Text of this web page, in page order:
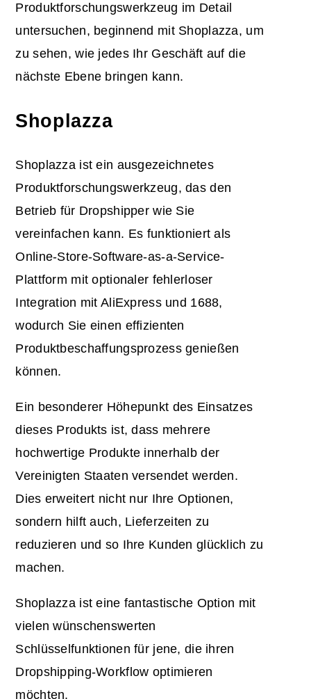
Produktforschungswerkzeug im Detail
untersuchen, beginnend mit Shoplazza, um
zu sehen, wie jedes Ihr Geschäft auf die
nächste Ebene bringen kann.
Shoplazza
Shoplazza ist ein ausgezeichnetes
Produktforschungswerkzeug, das den
Betrieb für Dropshipper wie Sie
vereinfachen kann. Es funktioniert als
Online-Store-Software-as-a-Service-
Plattform mit optionaler fehlerloser
Integration mit AliExpress und 1688,
wodurch Sie einen effizienten
Produktbeschaffungsprozess genießen
können.
Ein besonderer Höhepunkt des Einsatzes
dieses Produkts ist, dass mehrere
hochwertige Produkte innerhalb der
Vereinigten Staaten versendet werden.
Dies erweitert nicht nur Ihre Optionen,
sondern hilft auch, Lieferzeiten zu
reduzieren und so Ihre Kunden glücklich zu
machen.
Shoplazza ist eine fantastische Option mit
vielen wünschenswerten
Schlüsselfunktionen für jene, die ihren
Dropshipping-Workflow optimieren
möchten.